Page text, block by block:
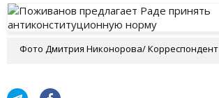
Фото Дмитрия Никонорова/ Корреспондент